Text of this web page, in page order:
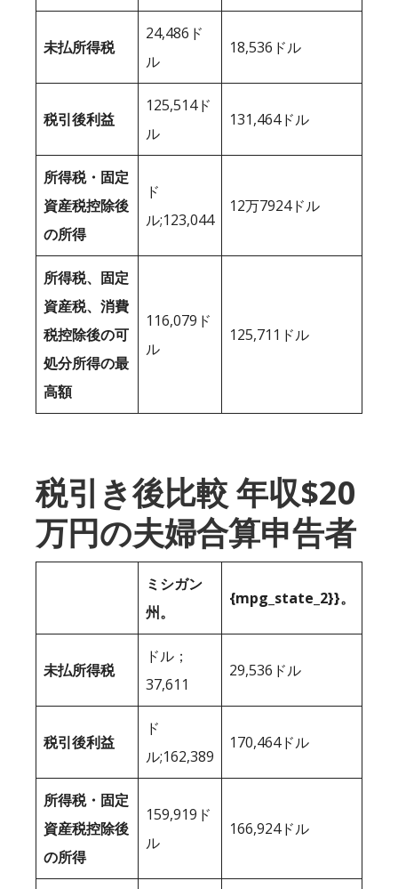
未払所得税
24,486ド
ル
18,536ドル
税引後利益
125,514ド
ル
131,464ドル
所得税・固定
資産税控除後
の所得
ド
ル;123,044
12万7924ドル
所得税、固定
資産税、消費
税控除後の可
処分所得の最
高額
116,079ド
ル
125,711ドル
税引き後比較 年収$20
万円の夫婦合算申告者
ミシガン
州。
{mpg_state_2}}。
未払所得税
ドル；
37,611
29,536ドル
税引後利益
ド
ル;162,389
170,464ドル
所得税・固定
資産税控除後
の所得
159,919ド
ル
166,924ドル